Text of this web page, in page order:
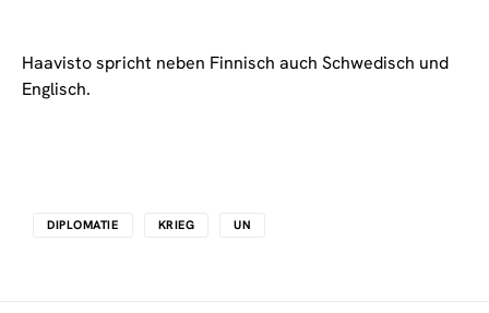
Haavisto spricht neben Finnisch auch Schwedisch und
Englisch.
DIPLOMATIE KRIEG UN